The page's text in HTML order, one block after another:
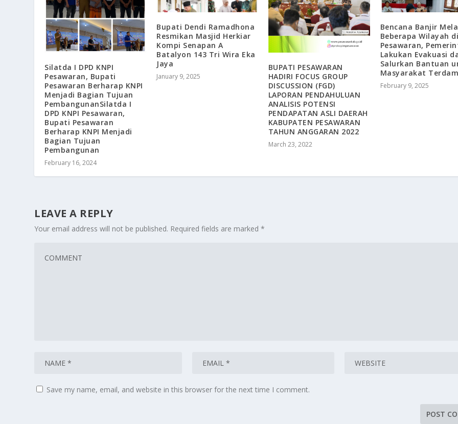
Silatda I DPD KNPI
Pesawaran, Bupati
Pesawaran Berharap KNPI
Menjadi Bagian Tujuan
PembangunanSilatda I
DPD KNPI Pesawaran,
Bupati Pesawaran
Berharap KNPI Menjadi
Bagian Tujuan
Pembangunan
February 16, 2024
Bupati Dendi Ramadhona
Resmikan Masjid Herkiar
Kompi Senapan A
Batalyon 143 Tri Wira Eka
Jaya
January 9, 2025
BUPATI PESAWARAN
HADIRI FOCUS GROUP
DISCUSSION (FGD)
LAPORAN PENDAHULUAN
ANALISIS POTENSI
PENDAPATAN ASLI DAERAH
KABUPATEN PESAWARAN
TAHUN ANGGARAN 2022
March 23, 2022
Bencana Banjir
Beberapa Wilayah
Pesawaran,
Lakukan Evakuasi
Salurkan Bantuan
Masyarakat
February 9, 2025
LEAVE A REPLY
Your email address will not be published. Required fields are marked*
Save my name, email, and website in this browser for the next time I comment.